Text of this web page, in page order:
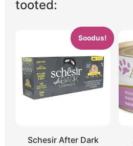
tooted:
Soodus!
Schesir After Dark